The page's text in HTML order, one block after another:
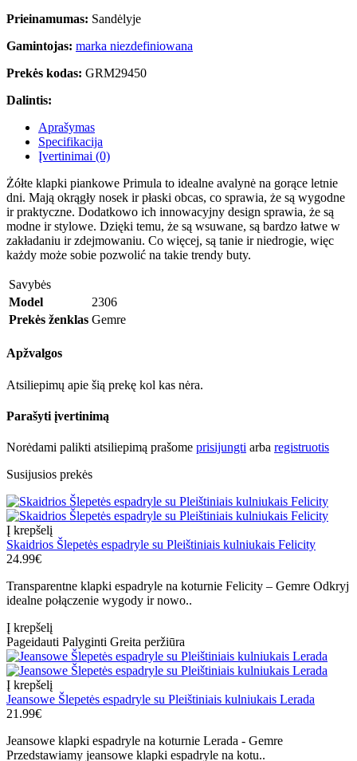
Prieinamumas: Sandėlyje
Gamintojas: marka niezdefiniowana
Prekės kodas: GRM29450
Dalintis:
Aprašymas
Specifikacija
Įvertinimai (0)
Żółte klapki piankowe Primula to idealne avalynė na gorące letnie
dni. Mają okrągły nosek ir płaski obcas, co sprawia, że są wygodne
ir praktyczne. Dodatkowo ich innowacyjny design sprawia, że są
modne ir stylowe. Dzięki temu, że są wsuwane, są bardzo łatwe w
zakładaniu ir zdejmowaniu. Co więcej, są tanie ir niedrogie, więc
każdy może sobie pozwolić na takie trendy buty.
Savybės
Model
2306
Prekės ženklas Gemre
Apžvalgos
Atsiliepimų apie šią prekę kol kas nėra.
Parašyti įvertinimą
Norėdami palikti atsiliepimą prašome prisijungti arba registruotis
Susijusios prekės
Į krepšelį
Skaidrios Šlepetės espadryle su Pleištiniais kulniukais Felicity
24.99€
Transparentne klapki espadryle na koturnie Felicity – Gemre Odkryj
idealne połączenie wygody ir nowo..
Į krepšelį
Pageidauti Palyginti Greita peržiūra
Į krepšelį
Jeansowe Šlepetės espadryle su Pleištiniais kulniukais Lerada
21.99€
Jeansowe klapki espadryle na koturnie Lerada - Gemre
Przedstawiamy jeansowe klapki espadryle na kotu..